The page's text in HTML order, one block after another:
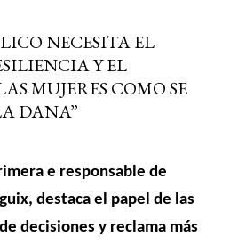
NECESITA EL
Y EL
MUJERES COMO SE
DANA”
e responsable de
destaca el papel de las
decisiones y reclama más